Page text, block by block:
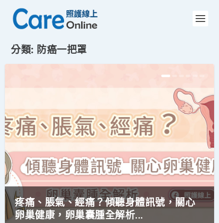
分類: 防癌一把罩
疼痛、脹氣、經痛？傾聽身體訊號，關心
卵巢健康，卵巢囊腫全解析...